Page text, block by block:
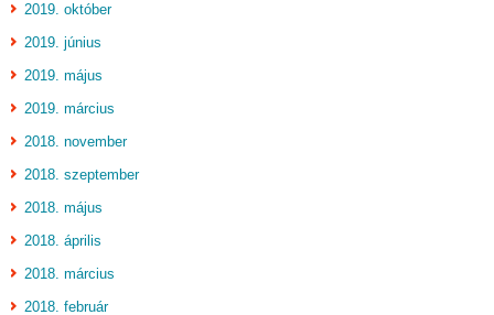
2019. október
2019. június
2019. május
2019. március
2018. november
2018. szeptember
2018. május
2018. április
2018. március
2018. február